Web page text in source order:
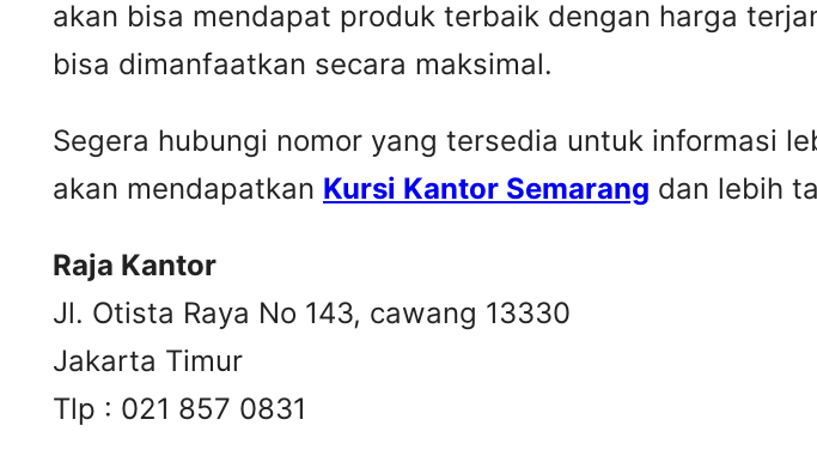
akan bisa mendapat produk terbaik dengan harga
bisa dimanfaatkan secara maksimal.
Segera hubungi nomor yang tersedia untuk informasi
akan mendapatkan Kursi Kantor Semarang dan lebih
Raja Kantor
Jl. Otista Raya No 143, cawang 13330
Jakarta Timur
Tlp : 021 857 0831